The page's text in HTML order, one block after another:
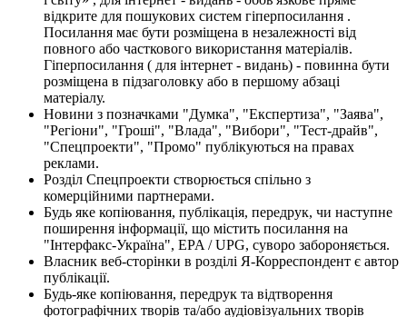
відкрите для пошукових систем гіперпосилання .
Посилання має бути розміщена в незалежності від
повного або часткового використання матеріалів.
Гіперпосилання ( для інтернет - видань) - повинна бути
розміщена в підзаголовку або в першому абзаці
матеріалу.
Новини з позначками "Думка", "Експертиза", "Заява",
"Регіони", "Гроші", "Влада", "Вибори", "Тест-драйв",
"Спецпроекти", "Промо" публікуються на правах
реклами.
Розділ Спецпроекти створюється спільно з
комерційними партнерами.
Будь яке копіювання, публікація, передрук, чи наступне
поширення інформації, що містить посилання на
"Інтерфакс-Україна", EPA / UPG, суворо забороняється.
Власник веб-сторінки в розділі Я-Корреспондент є автор
публікації.
Будь-яке копіювання, передрук та відтворення
фотографічних творів та/або аудіовізуальних творів